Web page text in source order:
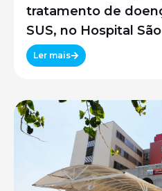
tratamento de
SUS, no Hospital
UNIFESP
Ler mais